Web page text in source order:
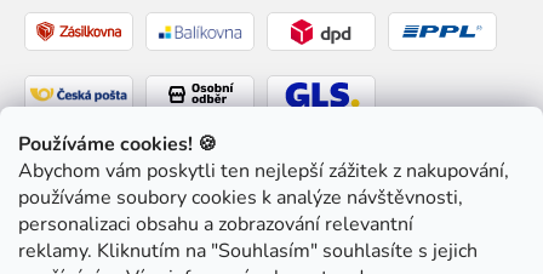
Používáme cookies! 🍪
Abychom vám poskytli ten nejlepší zážitek z nakupování,
používáme soubory cookies k analýze návštěvnosti,
personalizaci obsahu a zobrazování relevantní
reklamy. Kliknutím na "Souhlasím" souhlasíte s jejich
Způsoby platby: